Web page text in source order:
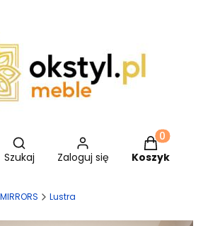
Otwórz wyszukiwarkę
Szukaj Zaloguj się
Produkty w
Koszyk
Lustra